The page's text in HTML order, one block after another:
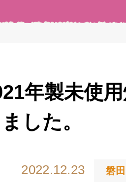
年製未使
した。
2022.12.23 磐